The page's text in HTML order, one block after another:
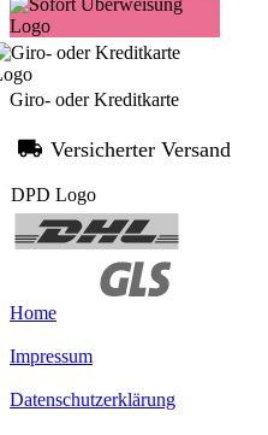
Giro- oder Kreditkarte
Versicherter Versand
Home
Impressum
Datenschutzerklärung